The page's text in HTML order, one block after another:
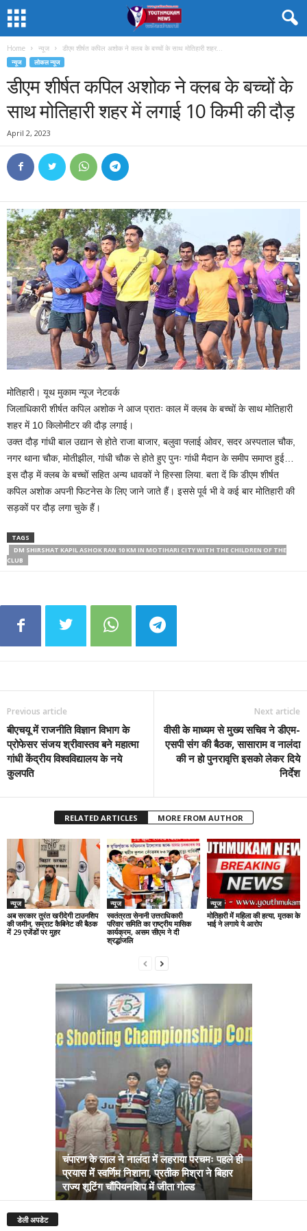
Home न्यूज डीएम शीर्षत कपिल अशोक ने क्लब के बच्चों के साथ मोतिहारी शहर...
न्यूज लोकल न्यूज
डीएम शीर्षत कपिल अशोक ने क्लब के बच्चों के
साथ मोतिहारी शहर में लगाई 10 किमी की दौड़
April 2, 2023
मोतिहारी। यूथ मुकाम न्यूज नेटवर्क
जिलाधिकारी शीर्षत कपिल अशोक ने आज प्रातः काल में क्लब के बच्चों के साथ मोतिहारी
शहर में 10 किलोमीटर की दौड़ लगाई।
उक्त दौड़ गांधी बाल उद्यान से होते राजा बाजार, बलुवा फ्लाई ओवर, सदर अस्पताल चौक,
नगर थाना चौक, मोतीझील, गांधी चौक से होते हुए पुनः गांधी मैदान के समीप समाप्त हुई…
इस दौड़ में क्लब के बच्चों सहित अन्य धावकों ने हिस्सा लिया. बता दें कि डीएम शीर्षत
कपिल अशोक अपनी फिटनेस के लिए जाने जाते हैं। इससे पूर्व भी वे कई बार मोतिहारी की
सड़कों पर दौड़ लगा चुके हैं।
TAGS
DM SHIRSHAT KAPIL ASHOK RAN 10 KM IN MOTIHARI CITY WITH THE CHILDREN OF THE
CLUB
Previous article
बीएचयू में राजनीति विज्ञान विभाग के
प्रोफेसर संजय श्रीवास्तव बने महात्मा
गांधी केंद्रीय विश्वविद्यालय के नये
कुलपति
Next article
वीसी के माध्यम से मुख्य सचिव ने डीएम-
एसपी संग की बैठक, सासाराम व नालंदा
की न हो पुनरावृत्ति इसको लेकर दिये
निर्देश
RELATED ARTICLES MORE FROM AUTHOR
न्यूज
अब सरकार तुरंत खरीदेगी टाउनशिप
की जमीन, सम्राट कैबिनेट की बैठक
में 29 एजेंडों पर मुहर
न्यूज
स्वतंत्रता सेनानी उत्तराधिकारी
परिवार समिति का राष्ट्रीय मासिक
कार्यक्रम, असम सीएम ने दी
श्रद्धांजलि
न्यूज
मोतिहारी में महिला की हत्या, मृतका के
भाई ने लगाये ये आरोप
चंपारण के लाल ने नालंदा में लहराया परचमः पहले ही
प्रयास में स्वर्णिम निशाना, प्रतीक मिश्रा ने बिहार
राज्य शूटिंग चौंपियनशिप में जीता गोल्ड
डेली अपडेट